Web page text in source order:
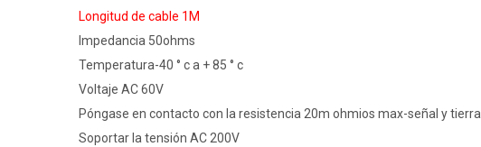
Longitud de cable 1M
Impedancia 50ohms
Temperatura-40 ° c a + 85 ° c
Voltaje AC 60V
Póngase en contacto con la resistencia 20m ohmios max-señal y tierra
Soportar la tensión AC 200V